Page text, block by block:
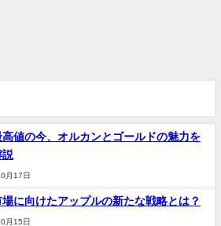
高値の今、オルカンとゴールドの魅力を
説
月17日
に向けたアップルの新たな戦略とは？
月15日